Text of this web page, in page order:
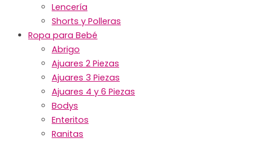
Lencería
Shorts y Polleras
Ropa para Bebé
Abrigo
Ajuares 2 Piezas
Ajuares 3 Piezas
Ajuares 4 y 6 Piezas
Bodys
Enteritos
Ranitas